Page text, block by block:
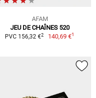
AFAM
JEU DE CHAÎNES 520
PVC 156,32 €2 140,69 €1